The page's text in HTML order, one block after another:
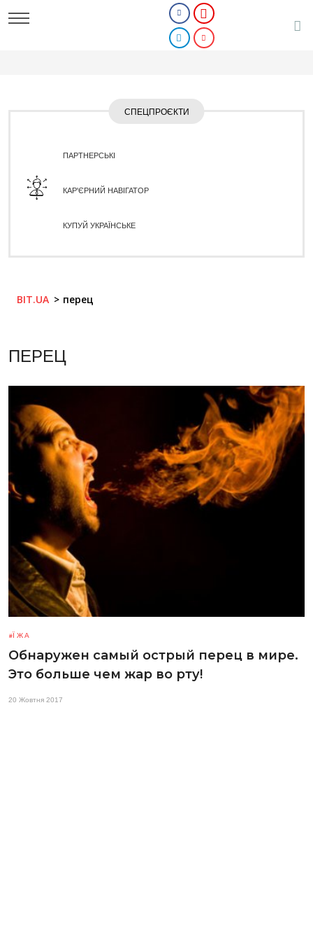
СПЕЦПРОЄКТИ
ПАРТНЕРСЬКІ
КАР'ЄРНИЙ НАВІГАТОР
КУПУЙ УКРАЇНСЬКЕ
BIT.UA перец
ПЕРЕЦ
ЇЖА
Обнаружен самый острый перец в мире.
Это больше чем жар во рту!
20 Жовтня 2017